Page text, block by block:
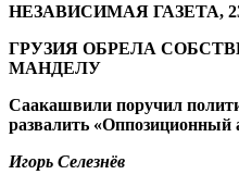
НЕЗАВИСИМАЯ ГАЗЕТА,
ГРУЗИЯ ОБРЕЛА
МАНДЕЛУ
Саакашвили поручил
развалить «Оппозиционный
Игорь Селезнёв